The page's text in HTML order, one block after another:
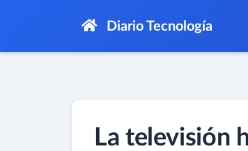
Diario Tecnología
La televisión